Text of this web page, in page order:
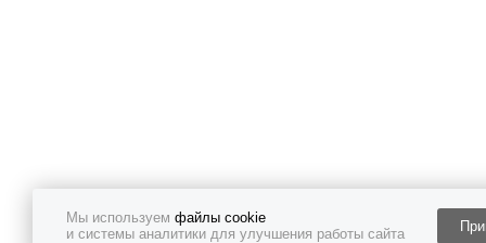
Мы используем файлы cookie
и системы аналитики для улучшения работы сайта